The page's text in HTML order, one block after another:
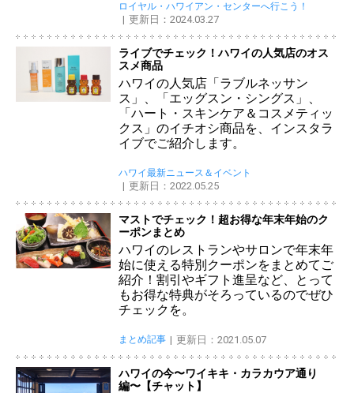
ロイヤル・ハワイアン・センターへ行こう！
更新日：2024.03.27
ライブでチェック！ハワイの人気店のオス
スメ商品
ハワイの人気店「ラブルネッサン
ス」、「エッグスン・シングス」、
「ハート・スキンケア＆コスメティッ
クス」のイチオシ商品を、インスタラ
イブでご紹介します。
ハワイ最新ニュース＆イベント
更新日：2022.05.25
マストでチェック！超お得な年末年始のク
ーポンまとめ
ハワイのレストランやサロンで年末年
始に使える特別クーポンをまとめてご
紹介！割引やギフト進呈など、とって
もお得な特典がそろっているのでぜひ
チェックを。
まとめ記事 更新日：2021.05.07
ハワイの今〜ワイキキ・カラカウア通り
編〜【チャット】